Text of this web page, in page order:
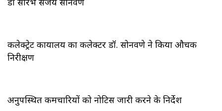
कलेक्ट्रेट कार्यालय का कलेक्टर डॉ. सोनवणे ने किया औचक
निरीक्षण
अनुपस्थित कर्मचारियों को नोटिस जारी करने के निर्देश